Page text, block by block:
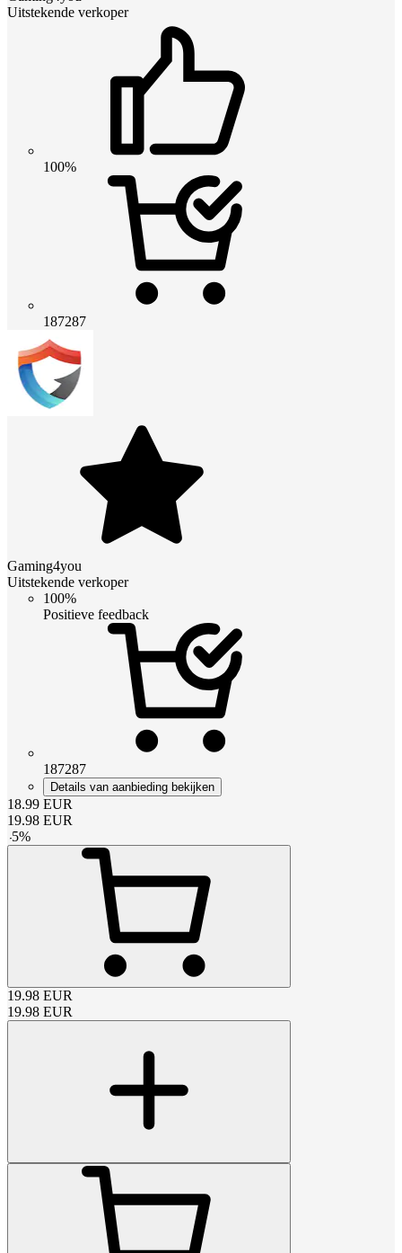
Uitstekende verkoper
100%
187287
Gaming4you
Uitstekende verkoper
100%
Positieve feedback
187287
Details van aanbieding bekijken
18.99 EUR
19.98 EUR
-5%
19.98 EUR
19.98 EUR